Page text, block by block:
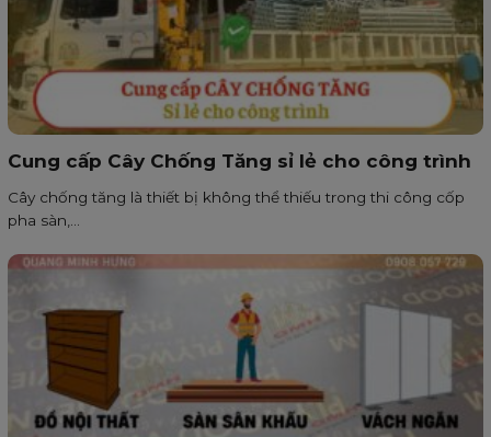
Cung cấp Cây Chống Tăng sỉ lẻ cho công trình
Cây chống tăng là thiết bị không thể thiếu trong thi công cốp
pha sàn,...